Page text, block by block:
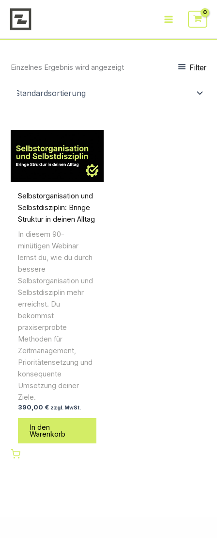
Inhalt
springen
Einzelnes Ergebnis wird angezeigt Filter
Selbstorganisation und
Selbstdisziplin: Bringe
Struktur in deinen Alltag
In diesem 90-
minütigen Webinar
lernst du, wie du durch
bessere
Selbstorganisation und
Selbstdisziplin mehr
erreichst. Du
bekommst
praxiserprobte
Methoden für
Zeitmanagement,
Prioritätensetzung und
konsequente
Umsetzung deiner
Ziele.
390,00 € zzgl. MwSt.
In den
Warenkorb